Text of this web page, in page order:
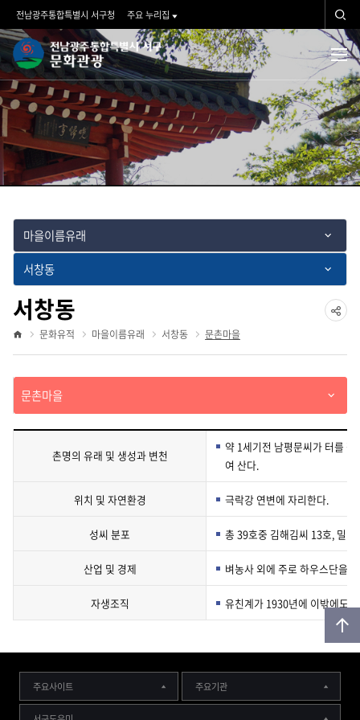
문
화
관
광">
전남광주통합특별시 서구청 주요 누리집
색검
전
메
뉴
문화유적
서창동
문화유적 마을이름유래 서창동 문촌마을
마을이름유래
서창동
유
하
기
문촌마을
촌명의 유래 및 생성과 변천
약 1세기전 남평문씨가 터를
여 산다.
위치 및 자연환경 극락강 연변에 자리한다.
성씨 분포 총 39호중 김해김씨 13호, 밀
산업 및 경제 벼농사 외에 주로 하우스단을
자생조직 유친계가 1930년에 이밖에도
주요사이트 주요기관